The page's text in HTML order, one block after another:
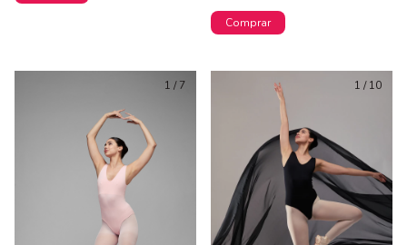
Comprar
1 /7 1 /10